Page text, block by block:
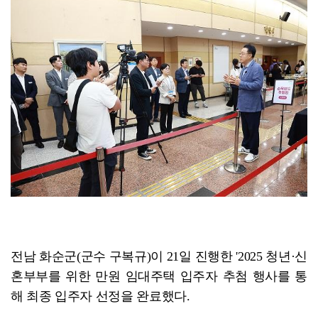
화순군, 산림관계자 간담회 개최
화순군, 장관감염증 예방수칙 준수 당부
전남 화순군(군수 구복규)이 21일 진행한 '2025 청년·신
혼부부를 위한 만원 임대주택 입주자 추첨 행사를 통
해 최종 입주자 선정을 완료했다.